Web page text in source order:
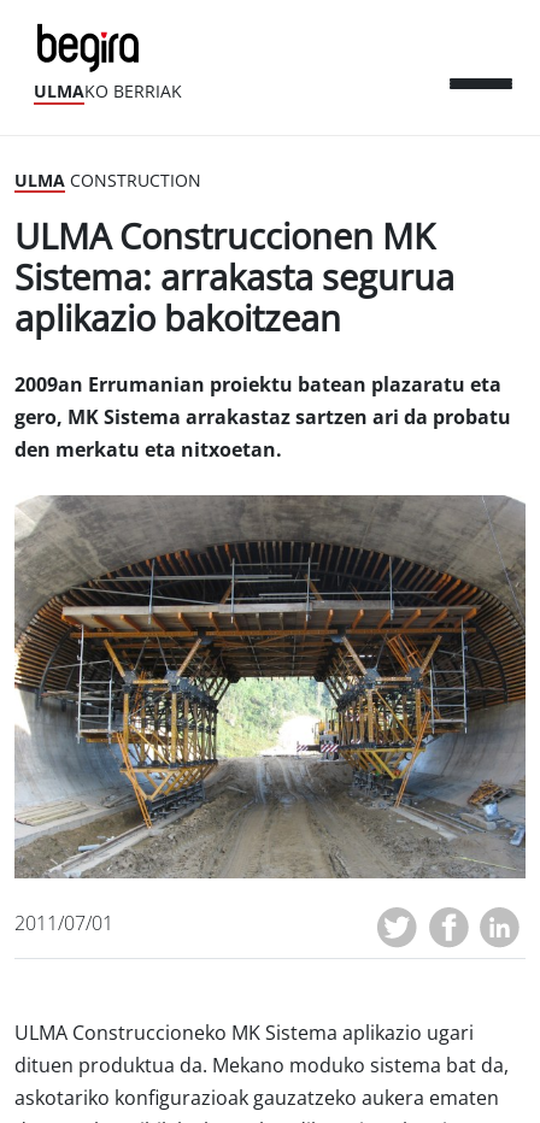
ULMAKO BERRIAK
ULMA CONSTRUCTION
ULMA Construccionen MK
Sistema: arrakasta segurua
aplikazio bakoitzean
2009an Errumanian proiektu batean plazaratu eta
gero, MK Sistema arrakastaz sartzen ari da probatu
den merkatu eta nitxoetan.
2011/07/01
ULMA Construccioneko MK Sistema aplikazio ugari
dituen produktua da. Mekano moduko sistema bat da,
askotariko konfigurazioak gauzatzeko aukera ematen